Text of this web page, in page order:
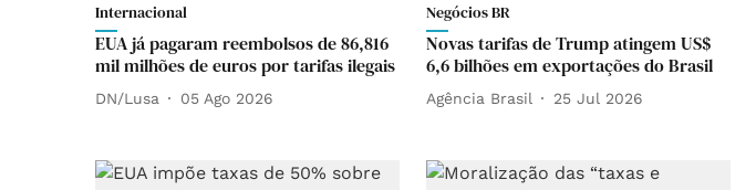
Internacional
EUA já pagaram reembolsos de 86,816
mil milhões de euros por tarifas ilegais
DN/Lusa 05 Ago 2026
Negócios BR
Novas tarifas de Trump atingem US$
6,6 bilhões em exportações do Brasil
Agência Brasil 25 Jul 2026